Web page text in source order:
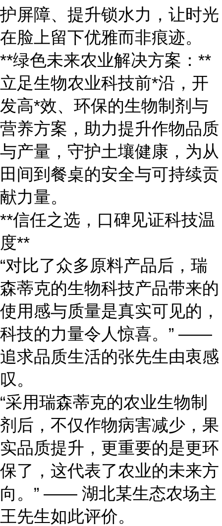
护屏障、提升锁水力，让时光
在脸上留下优雅而非痕迹。
**绿色未来农业解决方案：**
立足生物农业科技前*沿，开
发高*效、环保的生物制剂与
营养方案，助力提升作物品质
与产量，守护土壤健康，为从
田间到餐桌的安全与可持续贡
献力量。
**信任之选，口碑见证科技温
度**
“对比了众多原料产品后，瑞
森蒂克的生物科技产品带来的
使用感与质量是真实可见的，
科技的力量令人惊喜。” ——
追求品质生活的张先生由衷感
叹。
“采用瑞森蒂克的农业生物制
剂后，不仅作物病害减少，果
实品质提升，更重要的是更环
保了，这代表了农业的未来方
向。” —— 湖北某生态农场主
王先生如此评价。